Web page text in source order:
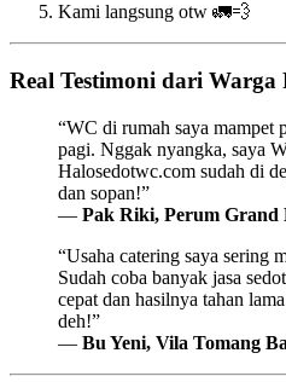
Kami langsung otw 🚛💨
Real Testimoni dari Warga
“WC di rumah saya mampet
pagi. Nggak nyangka, saya
Halosedotwc.com sudah di
dan sopan!”
— Pak Riki, Perum Grand
“Usaha catering saya sering
Sudah coba banyak jasa
cepat dan hasilnya tahan
deh!”
— Bu Yeni, Vila Tomang